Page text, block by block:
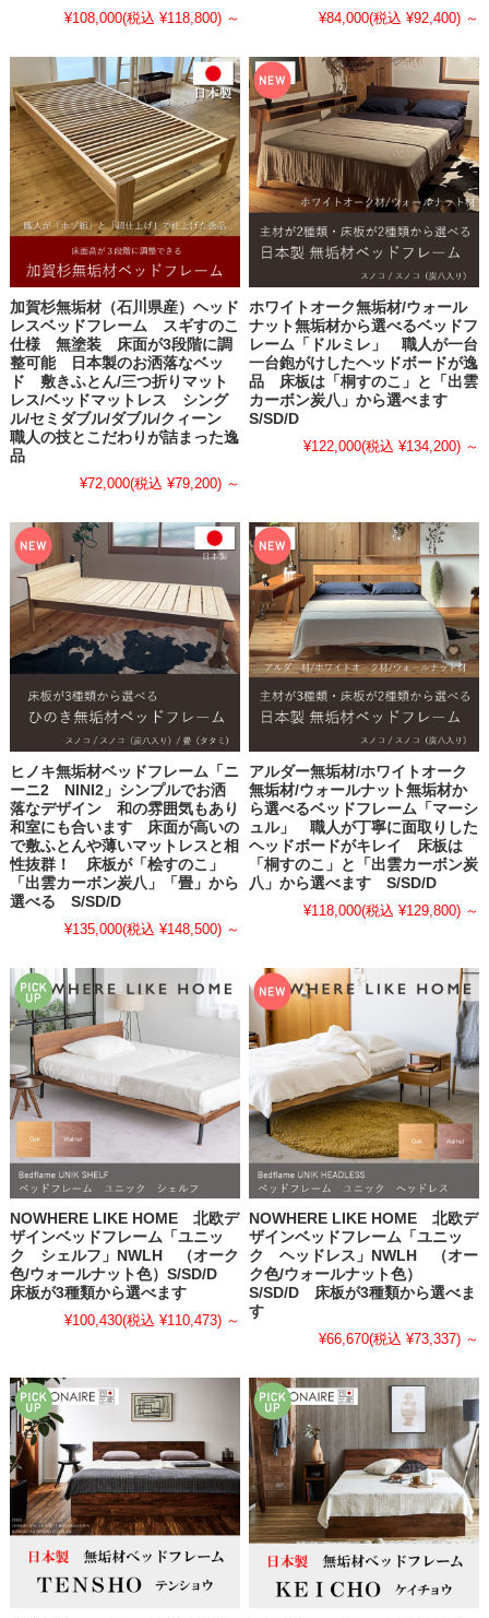
¥108,000(税込 ¥118,800) ～
¥84,000(税込 ¥92,400) ～
加賀杉無垢材（石川県産）ヘッド
レスベッドフレーム スギすのこ
仕様 無塗装 床面が3段階に調
整可能 日本製のお洒落なベッ
ド 敷きふとん/三つ折りマット
レス/ベッドマットレス シング
ル/セミダブル/ダブル/クィーン
職人の技とこだわりが詰まった逸
品
¥72,000(税込 ¥79,200) ～
ホワイトオーク無垢材/ウォール
ナット無垢材から選べるベッドフ
レーム「ドルミレ」 職人が一台
一台鉋がけしたヘッドボードが逸
品 床板は「桐すのこ」と「出雲
カーボン炭八」から選べます
S/SD/D
¥122,000(税込 ¥134,200) ～
ヒノキ無垢材ベッドフレーム「ニ
ーニ2 NINI2」シンプルでお洒
落なデザイン 和の雰囲気もあり
和室にも合います 床面が高いの
で敷ふとんや薄いマットレスと相
性抜群！ 床板が「桧すのこ」
「出雲カーボン炭八」「畳」から
選べる S/SD/D
¥135,000(税込 ¥148,500) ～
アルダー無垢材/ホワイトオーク
無垢材/ウォールナット無垢材か
ら選べるベッドフレーム「マーシ
ュル」 職人が丁寧に面取りした
ヘッドボードがキレイ 床板は
「桐すのこ」と「出雲カーボン炭
八」から選べます S/SD/D
¥118,000(税込 ¥129,800) ～
NOWHERE LIKE HOME 北欧デ
ザインベッドフレーム「ユニッ
ク シェルフ」NWLH （オーク
色/ウォールナット色）S/SD/D
床板が3種類から選べます
¥100,430(税込 ¥110,473) ～
NOWHERE LIKE HOME 北欧デ
ザインベッドフレーム「ユニッ
ク ヘッドレス」NWLH （オー
ク色/ウォールナット色）
S/SD/D 床板が3種類から選べま
す
¥66,670(税込 ¥73,337) ～